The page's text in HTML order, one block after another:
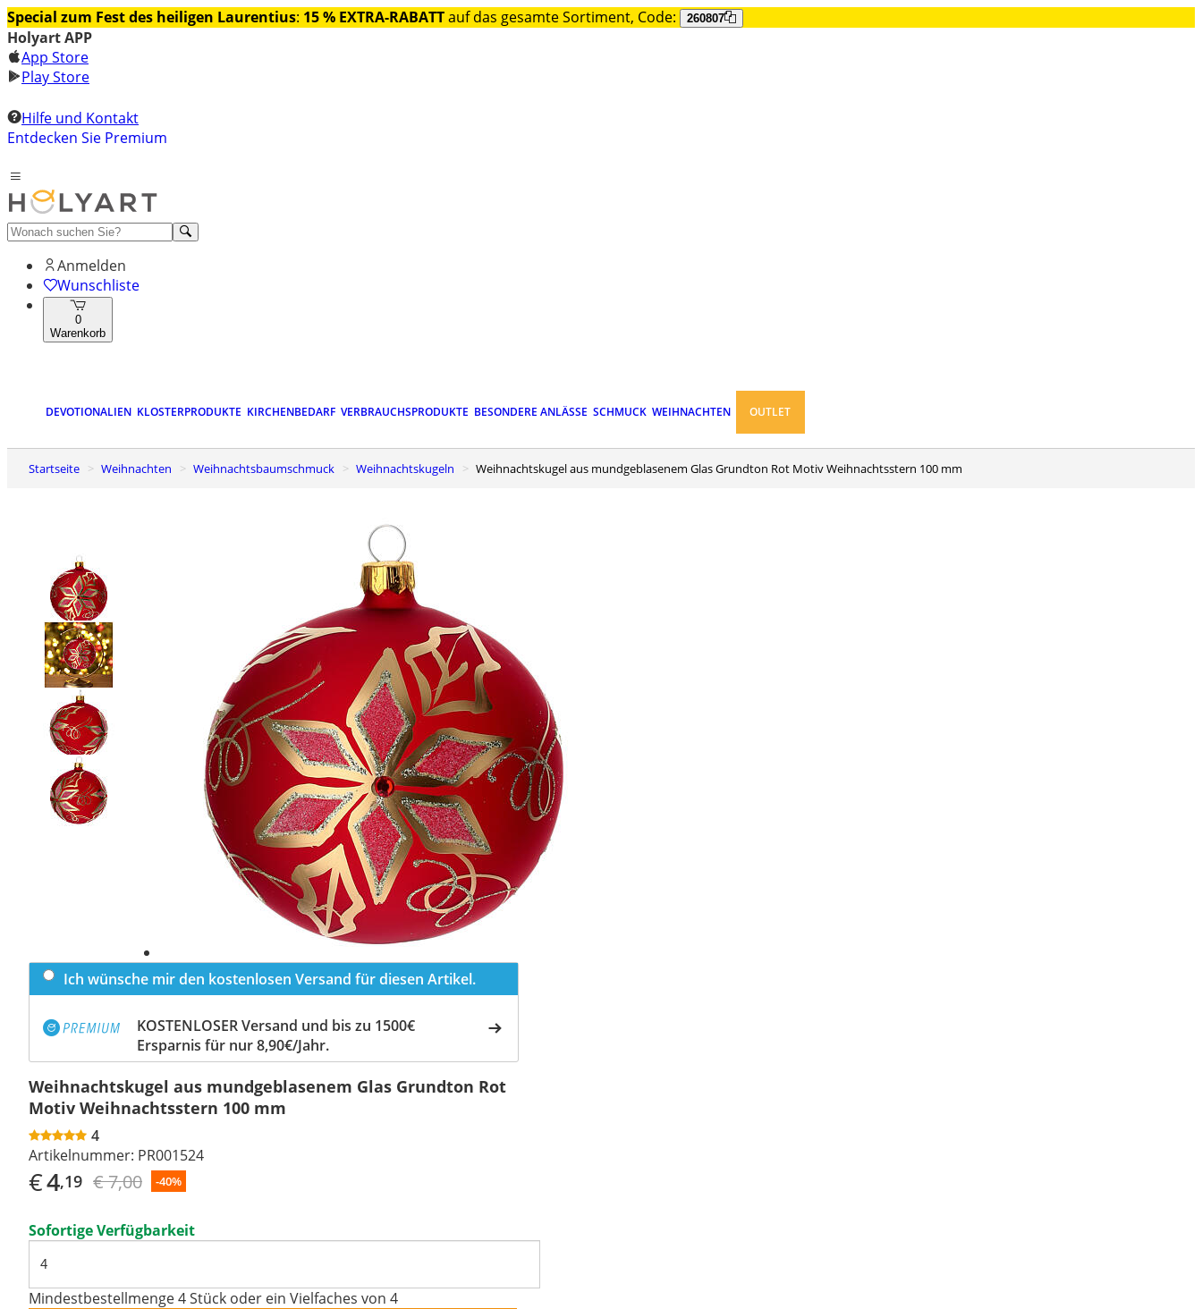
Special zum Fest des heiligen Laurentius: 15 % EXTRA-RABATTauf das gesamte Sortiment, Code: 260807
Holyart APP
App Store
Play Store
Hilfe und Kontakt
Entdecken Sie Premium
Anmelden
Wunschliste
0
Warenkorb
DEVOTIONALIEN KLOSTERPRODUKTE KIRCHENBEDARF VERBRAUCHSPRODUKTE BESONDERE ANLÄSSE SCHMUCK WEIHNACHTEN OUTLET
Startseite Weihnachten Weihnachtsbaumschmuck Weihnachtskugeln Weihnachtskugel aus mundgeblasenem Glas Grundton Rot Motiv Weihnachtsstern 100 mm
Ich wünsche mir den kostenlosen Versand für diesen Artikel.
KOSTENLOSER Versand und bis zu 1500€
Ersparnis für nur 8,90€/Jahr.
Weihnachtskugel aus mundgeblasenem Glas Grundton Rot
Motiv Weihnachtsstern 100 mm
4
Artikelnummer: PR001524
€4,19 € 7,00 -40%
Sofortige Verfügbarkeit
Mindestbestellmenge 4 Stück oder ein Vielfaches von 4